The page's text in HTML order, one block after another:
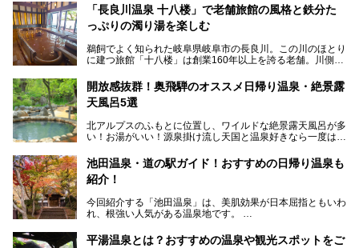
「長良川温泉 十八楼」で老舗旅館の風格と鉄分た
っぷりの濁り湯を楽しむ
鵜飼でよく知られた岐阜県岐阜市の長良川。この川のほとり
に建つ旅館「十八楼」は創業160年以上を誇る老舗。川側の
濁り湯で、地産地消にこだわった食事も定評があります。
そして大浴場は日帰り入浴もできるんですよ。泊まりでも日
岐阜の手仕事に触れる旅とともに楽しんでみてはいかがでし
ょう！
───
提供元：岐阜県【PR】
この記事は岐阜県のPR記事です。
開放感抜群！奥飛騨のオススメ日帰り温泉・絶景露
天風呂5選
北アルプスのふもとに位置し、ワイルドな絶景露天風呂が多
い！お湯がいい！源泉掛け流し天国と温泉好きなら一度は行
「平湯温泉」「福地温泉」「新平湯温泉」「栃尾温泉」「新
穂高温泉」と5つの温泉地を総称して奥飛騨温泉郷と呼びま
風呂を5ヶ所ご紹介したいと思います。いずれも素晴らしい
温泉ですよ！
池田温泉・道の駅ガイド！おすすめの日帰り温泉も
紹介！
今回紹介する「池田温泉」は、美肌効果が日本屈指ともいわ
れ、根強い人気がある温泉地です。
温泉旅として利用することができます。
平湯温泉とは？おすすめの温泉や観光スポットをご